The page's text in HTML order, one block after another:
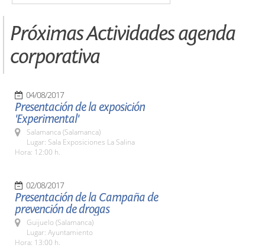
Próximas Actividades agenda
corporativa
04/08/2017
Presentación de la exposición
'Experimental'
Salamanca (Salamanca)
Lugar: Sala Exposiciones La Salina
Hora: 12:00 h.
02/08/2017
Presentación de la Campaña de
prevención de drogas
Guijuelo (Salamanca)
Lugar: Ayuntamiento
Hora: 13:00 h.